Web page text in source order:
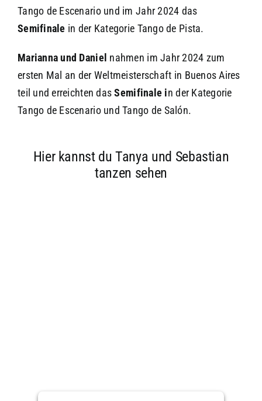
Tango de Escenario und im Jahr 2024 das
Semifinale in der Kategorie Tango de Pista.
Marianna und Daniel nahmen im Jahr 2024 zum
ersten Mal an der Weltmeisterschaft in Buenos Aires
teil und erreichten dasSemifinale in der Kategorie
Tango de Escenario und Tango de Salón.
Hier kannst du Tanya und Sebastian
tanzen sehen